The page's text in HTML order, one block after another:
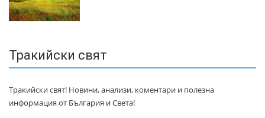
Тракийски свят
Тракийски свят! Новини, анализи, коментари и полезна
информация от България и Света!